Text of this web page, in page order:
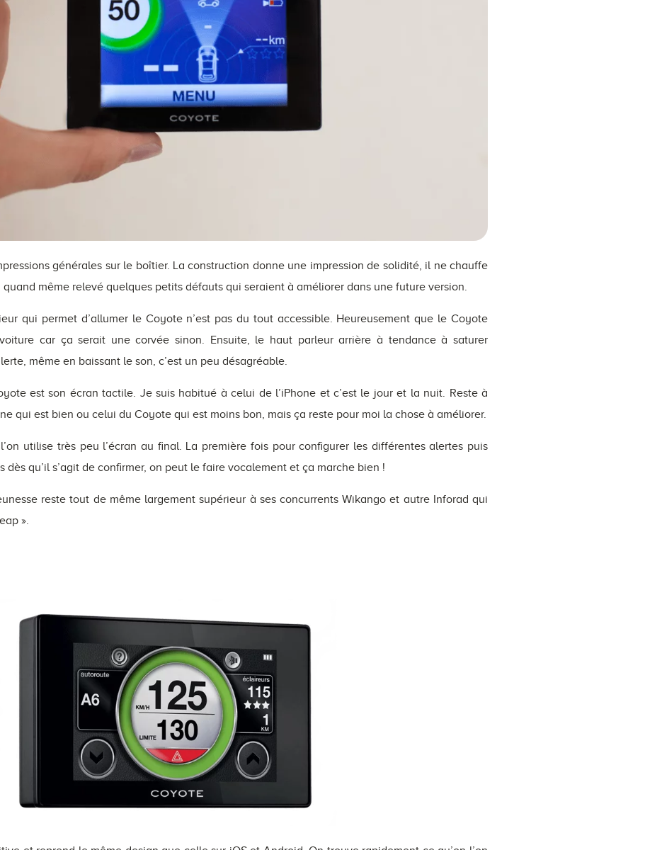
générales sur le boîtier. La construction donne une impression de solidité, il ne chauffe
quand même relevé quelques petits défauts qui seraient à améliorer dans une future version.
qui permet d’allumer le Coyote n’est pas du tout accessible. Heureusement que le Coyote
car ça serait une corvée sinon. Ensuite, le haut parleur arrière à tendance à saturer
même en baissant le son, c’est un peu désagréable.
est son écran tactile. Je suis habitué à celui de l’iPhone et c’est le jour et la nuit. Reste à
qui est bien ou celui du Coyote qui est moins bon, mais ça reste pour moi la chose à améliorer.
utilise très peu l’écran au final. La première fois pour configurer les différentes alertes puis
dès qu’il s’agit de confirmer, on peut le faire vocalement et ça marche bien !
reste tout de même largement supérieur à ses concurrents Wikango et autre Inforad qui
».